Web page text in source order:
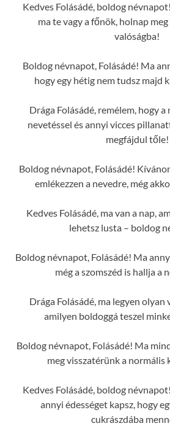
Kedves Folásádé, boldog
ma te vagy a főnök, holnap
valóságba!
Boldog névnapot, Folásádé! Ma
hogy egy hétig nem tudsz majd
Drága Folásádé, remélem, hogy
nevetéssel és annyi vicces
megfájdul tőle!
Boldog névnapot, Folásádé!
emlékezzen a nevedre, még
Kedves Folásádé, ma van a nap,
lehetsz lusta – boldog
Boldog névnapot, Folásádé! Ma
még a szomszéd is hallja a
Drága Folásádé, ma legyen
amilyen boldoggá teszel
Boldog névnapot, Folásádé! Ma
meg visszatérünk a normális
Kedves Folásádé, boldog
annyi édességet kapsz, hogy
cukrászdába